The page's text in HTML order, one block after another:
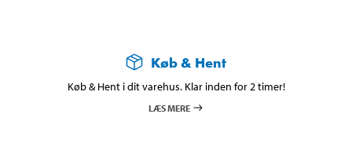
Køb & Hent
Køb & Hent i dit varehus. Klar inden for 2 timer!
LÆS MERE